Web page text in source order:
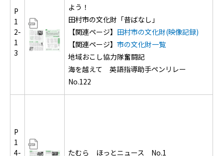
P
1
2-
1
3
よう！
田村市の文化財「昔ばなし」
【関連ページ】 田村市の文化財(映像記録)
【関連ページ】 市の文化財一覧
地域おこし協力隊奮闘記
海を越えて 英語指導助手ペンリレー
No.122
P
1
4-
たむら ほっとニュース No.1